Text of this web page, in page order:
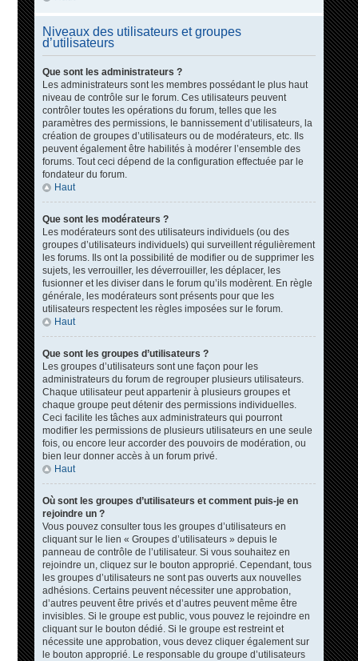
Niveaux des utilisateurs et groupes
d’utilisateurs
Que sont les administrateurs ?
Les administrateurs sont les membres possédant le plus haut
niveau de contrôle sur le forum. Ces utilisateurs peuvent
contrôler toutes les opérations du forum, telles que les
paramètres des permissions, le bannissement d’utilisateurs, la
création de groupes d’utilisateurs ou de modérateurs, etc. Ils
peuvent également être habilités à modérer l’ensemble des
forums. Tout ceci dépend de la configuration effectuée par le
fondateur du forum.
Haut
Que sont les modérateurs ?
Les modérateurs sont des utilisateurs individuels (ou des
groupes d’utilisateurs individuels) qui surveillent régulièrement
les forums. Ils ont la possibilité de modifier ou de supprimer les
sujets, les verrouiller, les déverrouiller, les déplacer, les
fusionner et les diviser dans le forum qu’ils modèrent. En règle
générale, les modérateurs sont présents pour que les
utilisateurs respectent les règles imposées sur le forum.
Haut
Que sont les groupes d’utilisateurs ?
Les groupes d’utilisateurs sont une façon pour les
administrateurs du forum de regrouper plusieurs utilisateurs.
Chaque utilisateur peut appartenir à plusieurs groupes et
chaque groupe peut détenir des permissions individuelles.
Ceci facilite les tâches aux administrateurs qui pourront
modifier les permissions de plusieurs utilisateurs en une seule
fois, ou encore leur accorder des pouvoirs de modération, ou
bien leur donner accès à un forum privé.
Haut
Où sont les groupes d’utilisateurs et comment puis-je en
rejoindre un ?
Vous pouvez consulter tous les groupes d’utilisateurs en
cliquant sur le lien « Groupes d’utilisateurs » depuis le
panneau de contrôle de l’utilisateur. Si vous souhaitez en
rejoindre un, cliquez sur le bouton approprié. Cependant, tous
les groupes d’utilisateurs ne sont pas ouverts aux nouvelles
adhésions. Certains peuvent nécessiter une approbation,
d’autres peuvent être privés et d’autres peuvent même être
invisibles. Si le groupe est public, vous pouvez le rejoindre en
cliquant sur le bouton dédié. Si le groupe est restreint et
nécessite une approbation, vous devez cliquer également sur
le bouton approprié. Le responsable du groupe d’utilisateurs